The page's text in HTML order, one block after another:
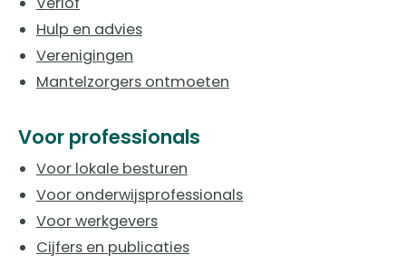
Hulp en advies
Verenigingen
Mantelzorgers ontmoeten
Voor professionals
Voor lokale besturen
Voor onderwijsprofessionals
Voor werkgevers
Cijfers en publicaties